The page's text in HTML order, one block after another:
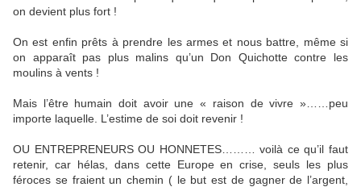
on devient plus fort !
On est enfin prêts à prendre les armes et nous battre, même si
on apparaît pas plus malins qu’un Don Quichotte contre les
moulins à vents !
Mais l’être humain doit avoir une « raison de vivre »……peu
importe laquelle. L’estime de soi doit revenir !
OU ENTREPRENEURS OU HONNETES……… voilà ce qu’il faut
retenir, car hélas, dans cette Europe en crise, seuls les plus
féroces se fraient un chemin ( le but est de gagner de l’argent,